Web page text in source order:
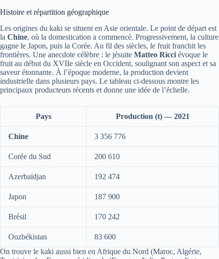
Histoire et répartition géographique
Les origines du kaki se situent en Asie orientale. Le point de départ est
la Chine, où la domestication a commencé. Progressivement, la culture
gagne le Japon, puis la Corée. Au fil des siècles, le fruit franchit les
frontières. Une anecdote célèbre : le jésuite Matteo Ricci évoque le
fruit au début du XVIIe siècle en Occident, soulignant son aspect et sa
saveur étonnante. À l’époque moderne, la production devient
industrielle dans plusieurs pays. Le tableau ci-dessous montre les
principaux producteurs récents et donne une idée de l’échelle.
Pays Production (t) — 2021
Chine 3 356 776
Corée du Sud 200 610
Azerbaïdjan 192 474
Japon 187 900
Brésil 170 242
Ouzbékistan
83 600
On trouve le kaki aussi bien en Afrique du Nord (Maroc, Algérie,